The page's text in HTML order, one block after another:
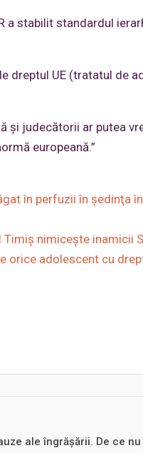
a stabilit standardul
dreptul UE (tratatul de
judecătorii ar putea
europeană.”
în perfuzii în şedinţa în
Timiş nimiceşte inamicii
orice adolescent cu
ale îngrășării. De ce